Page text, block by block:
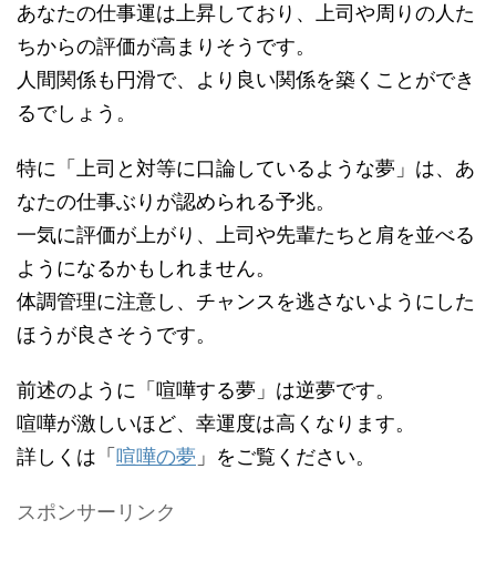
あなたの仕事運は上昇しており、上司や周りの人た
ちからの評価が高まりそうです。
人間関係も円滑で、より良い関係を築くことができ
るでしょう。
特に「上司と対等に口論しているような夢」は、あ
なたの仕事ぶりが認められる予兆。
一気に評価が上がり、上司や先輩たちと肩を並べる
ようになるかもしれません。
体調管理に注意し、チャンスを逃さないようにした
ほうが良さそうです。
前述のように「喧嘩する夢」は逆夢です。
喧嘩が激しいほど、幸運度は高くなります。
詳しくは「 喧嘩の夢 」をご覧ください。
スポンサーリンク